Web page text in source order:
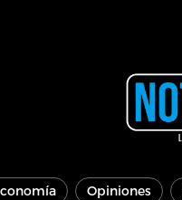
Opiniones